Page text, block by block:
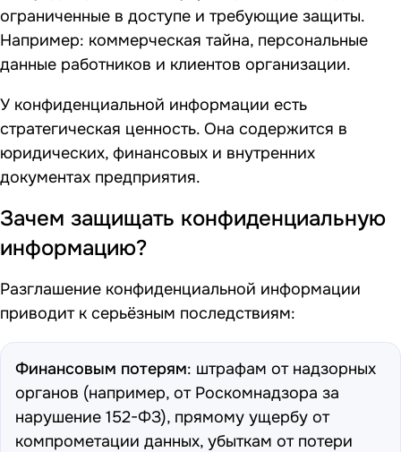
ограниченные в доступе и требующие защиты.
Например: коммерческая тайна, персональные
данные работников и клиентов организации.
У конфиденциальной информации есть
стратегическая ценность. Она содержится в
юридических, финансовых и внутренних
документах предприятия.
Зачем защищать конфиденциальную
информацию?
Разглашение конфиденциальной информации
приводит к серьёзным последствиям:
Финансовым потерям: штрафам от надзорных
органов (например, от Роскомнадзора за
нарушение 152-ФЗ), прямому ущербу от
компрометации данных, убыткам от потери